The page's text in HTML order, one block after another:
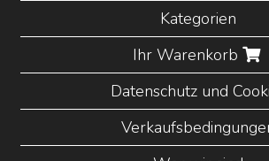
Kategorien
Ihr Warenkorb
Datenschutz und